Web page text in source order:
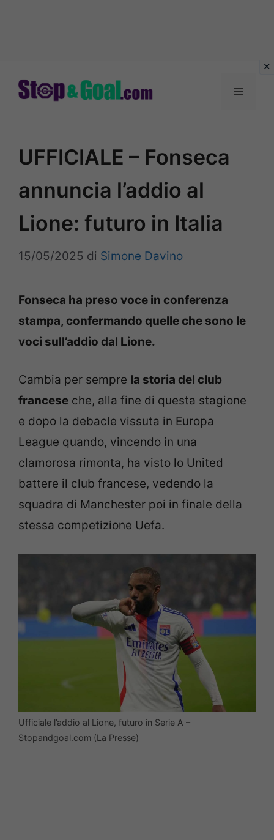
Menu
UFFICIALE – Fonseca
annuncia l’addio al
Lione: futuro in Italia
15/05/2025 di Simone Davino
Fonseca ha preso voce in conferenza
stampa, confermando quelle che sono le
voci sull’addio dal Lione.
Cambia per sempre la storia del club
francese che, alla fine di questa stagione
e dopo la debacle vissuta in Europa
League quando, vincendo in una
clamorosa rimonta, ha visto lo United
battere il club francese, vedendo la
squadra di Manchester poi in finale della
stessa competizione Uefa.
Ufficiale l’addio al Lione, futuro in Serie A –
Stopandgoal.com (La Presse)